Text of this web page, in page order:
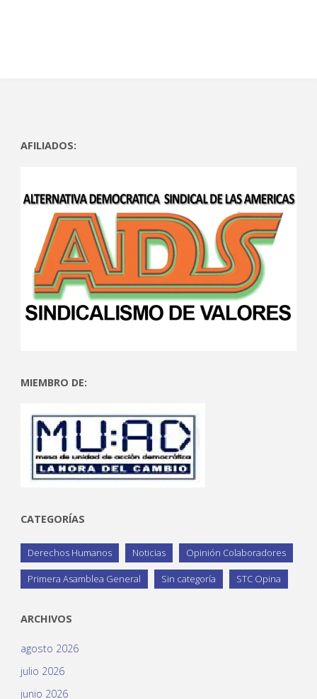
AFILIADOS:
MIEMBRO DE:
CATEGORÍAS
Derechos Humanos Noticias Opinión Colaboradores
Primera Asamblea General Sin categoría STC Opina
ARCHIVOS
agosto 2026
julio 2026
junio 2026